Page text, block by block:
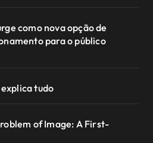
como nova opção de
para o público
tudo
of Image: A First-